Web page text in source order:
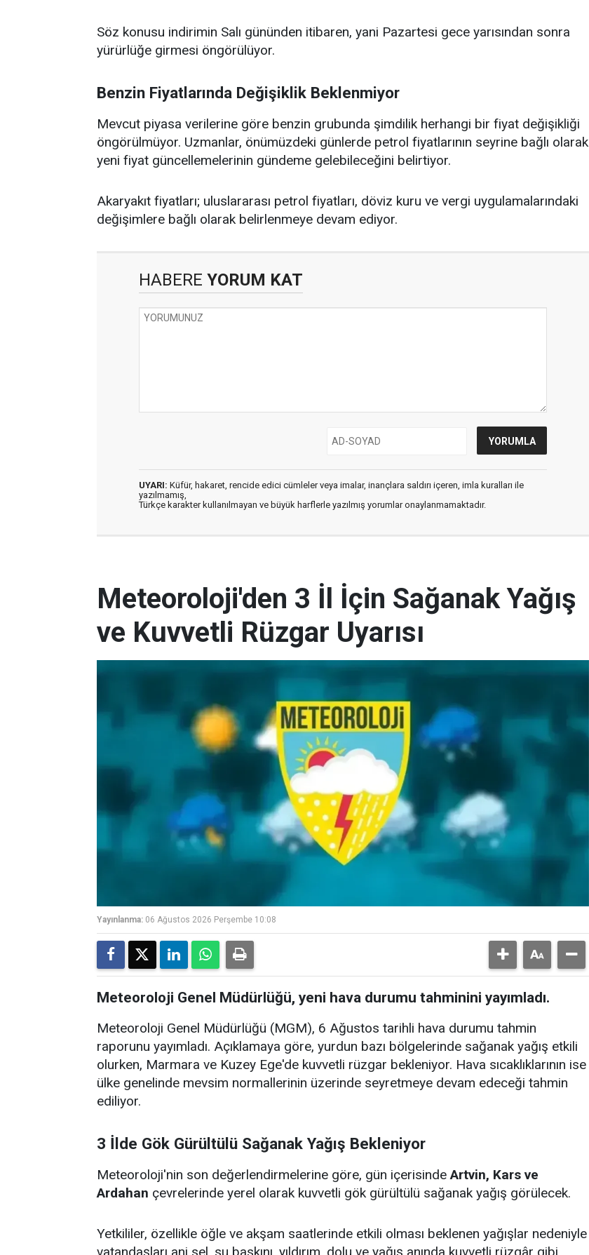
Söz konusu indirimin Salı gününden itibaren, yani Pazartesi gece yarısından sonra
yürürlüğe girmesi öngörülüyor.
Benzin Fiyatlarında Değişiklik Beklenmiyor
Mevcut piyasa verilerine göre benzin grubunda şimdilik herhangi bir fiyat değişikliği
öngörülmüyor. Uzmanlar, önümüzdeki günlerde petrol fiyatlarının seyrine bağlı olarak
yeni fiyat güncellemelerinin gündeme gelebileceğini belirtiyor.
Akaryakıt fiyatları; uluslararası petrol fiyatları, döviz kuru ve vergi uygulamalarındaki
değişimlere bağlı olarak belirlenmeye devam ediyor.
HABERE YORUM KAT
UYARI: Küfür, hakaret, rencide edici cümleler veya imalar, inançlara saldırı içeren, imla kuralları ile
yazılmamış,
Türkçe karakter kullanılmayan ve büyük harflerle yazılmış yorumlar onaylanmamaktadır.
Meteoroloji'den 3 İl İçin Sağanak Yağış
ve Kuvvetli Rüzgar Uyarısı
Yayınlanma: 06 Ağustos 2026 Perşembe 10:08
Meteoroloji Genel Müdürlüğü, yeni hava durumu tahminini yayımladı.
Meteoroloji Genel Müdürlüğü (MGM), 6 Ağustos tarihli hava durumu tahmin
raporunu yayımladı. Açıklamaya göre, yurdun bazı bölgelerinde sağanak yağış etkili
olurken, Marmara ve Kuzey Ege'de kuvvetli rüzgar bekleniyor. Hava sıcaklıklarının ise
ülke genelinde mevsim normallerinin üzerinde seyretmeye devam edeceği tahmin
ediliyor.
3 İlde Gök Gürültülü Sağanak Yağış Bekleniyor
Meteoroloji'nin son değerlendirmelerine göre, gün içerisindeArtvin, Kars ve
Ardahan çevrelerinde yerel olarak kuvvetli gök gürültülü sağanak yağış görülecek.
Yetkililer, özellikle öğle ve akşam saatlerinde etkili olması beklenen yağışlar nedeniyle
vatandaşları ani sel, su baskını, yıldırım, dolu ve yağış anında kuvvetli rüzgâr gibi